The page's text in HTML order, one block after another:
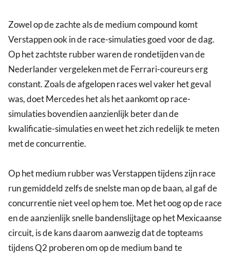
Zowel op de zachte als de medium compound komt
Verstappen ook in de race-simulaties goed voor de dag.
Op het zachtste rubber waren de rondetijden van de
Nederlander vergeleken met de Ferrari-coureurs erg
constant. Zoals de afgelopen races wel vaker het geval
was, doet Mercedes het als het aankomt op race-
simulaties bovendien aanzienlijk beter dan de
kwalificatie-simulaties en weet het zich redelijk te meten
met de concurrentie.
Op het medium rubber was Verstappen tijdens zijn race
run gemiddeld zelfs de snelste man op de baan, al gaf de
concurrentie niet veel op hem toe. Met het oog op de race
en de aanzienlijk snelle bandenslijtage op het Mexicaanse
circuit, is de kans daarom aanwezig dat de topteams
tijdens Q2 proberen om op de medium band te